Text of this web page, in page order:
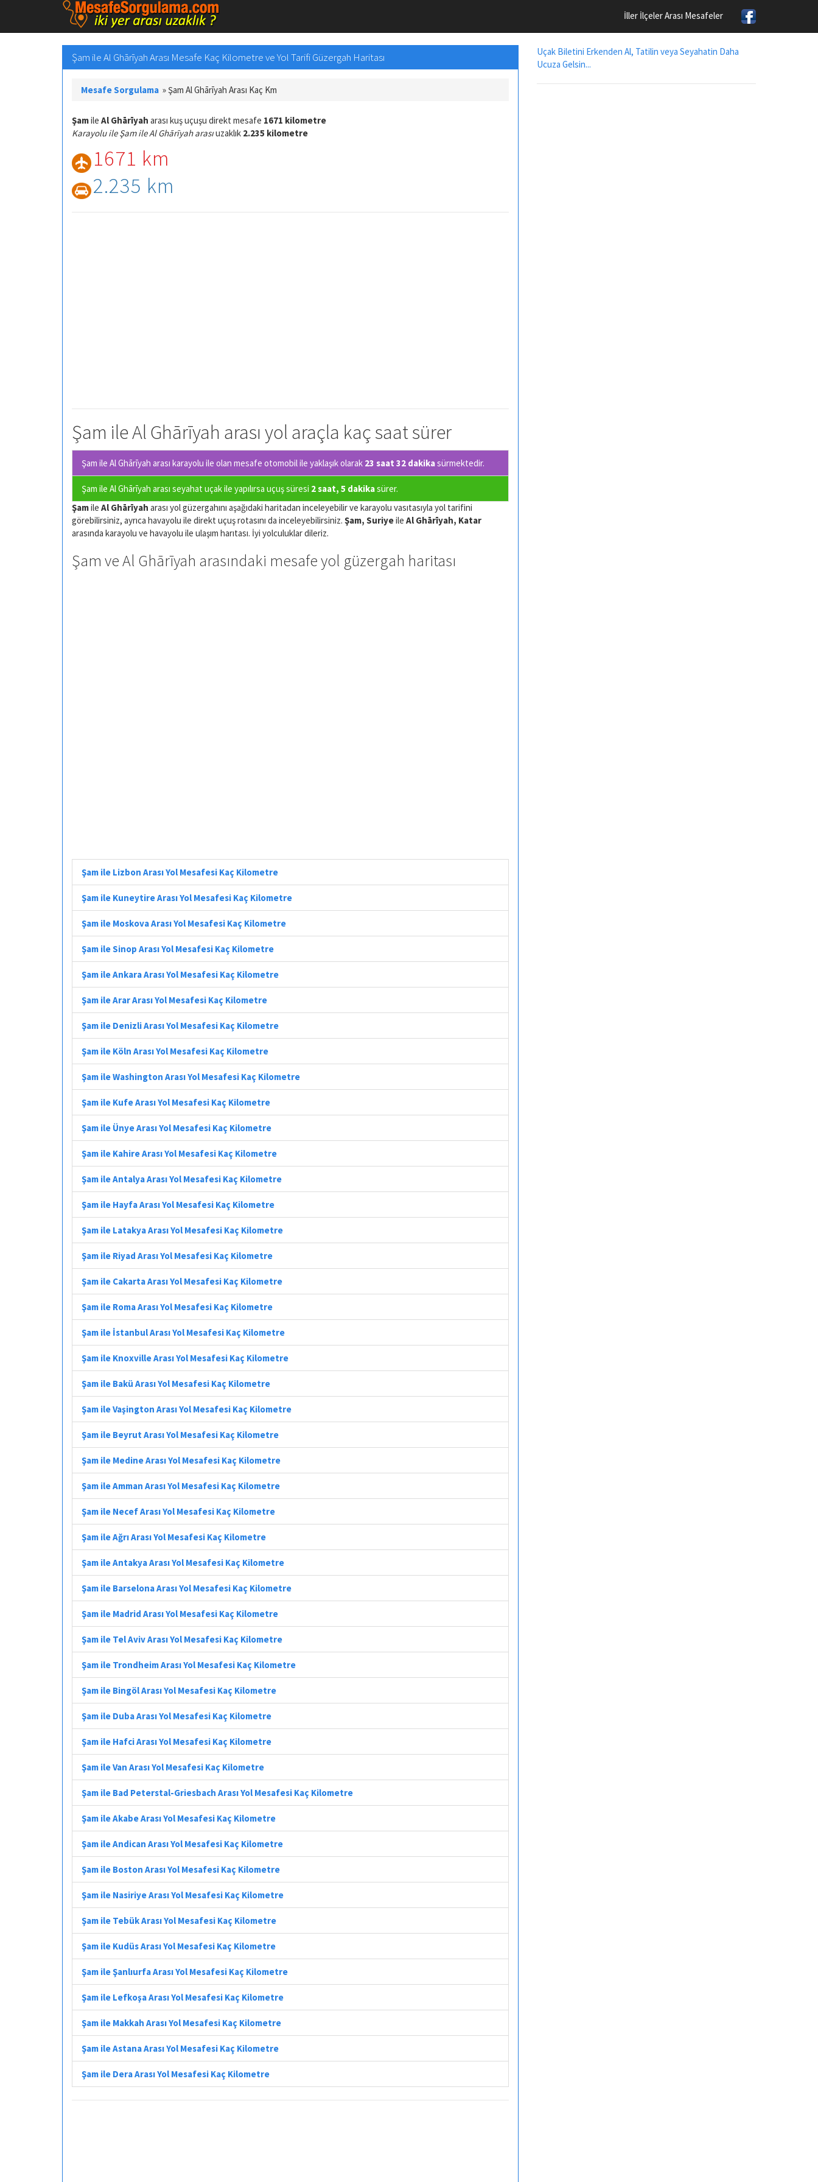
İller İlçeler Arası Mesafeler
Şam ile Al Ghārīyah Arası Mesafe Kaç Kilometre ve Yol Tarifi Güzergah Haritası
Mesafe Sorgulama »Şam Al Ghārīyah Arası Kaç Km
Şamile Al Ghārīyah arası kuş uçuşu direkt mesafe 1671 kilometre
Karayolu ile Şam ile Al Ghārīyah arasıuzaklık 2.235 kilometre
1671 km
2.235 km
Şam ile Al Ghārīyah arası yol araçla kaç saat sürer
Şam ile Al Ghārīyah arası karayolu ile olan mesafe otomobil ile yaklaşık olarak 23 saat 32 dakikasürmektedir.
Şam ile Al Ghārīyah arası seyahat uçak ile yapılırsa uçuş süresi 2 saat, 5 dakikasürer.
Şamile Al Ghārīyah arası yol güzergahını aşağıdaki haritadan inceleyebilir ve karayolu vasıtasıyla yol tarifini
görebilirsiniz, ayrıca havayolu ile direkt uçuş rotasını da inceleyebilirsiniz. Şam, Suriyeile Al Ghārīyah, Katar
arasında karayolu ve havayolu ile ulaşım harıtası. İyi yolculuklar dileriz.
Şam ve Al Ghārīyah arasındaki mesafe yol güzergah haritası
Şam ile Lizbon Arası Yol Mesafesi Kaç Kilometre
Şam ile Kuneytire Arası Yol Mesafesi Kaç Kilometre
Şam ile Moskova Arası Yol Mesafesi Kaç Kilometre
Şam ile Sinop Arası Yol Mesafesi Kaç Kilometre
Şam ile Ankara Arası Yol Mesafesi Kaç Kilometre
Şam ile Arar Arası Yol Mesafesi Kaç Kilometre
Şam ile Denizli Arası Yol Mesafesi Kaç Kilometre
Şam ile Köln Arası Yol Mesafesi Kaç Kilometre
Şam ile Washington Arası Yol Mesafesi Kaç Kilometre
Şam ile Kufe Arası Yol Mesafesi Kaç Kilometre
Şam ile Ünye Arası Yol Mesafesi Kaç Kilometre
Şam ile Kahire Arası Yol Mesafesi Kaç Kilometre
Şam ile Antalya Arası Yol Mesafesi Kaç Kilometre
Şam ile Hayfa Arası Yol Mesafesi Kaç Kilometre
Şam ile Latakya Arası Yol Mesafesi Kaç Kilometre
Şam ile Riyad Arası Yol Mesafesi Kaç Kilometre
Şam ile Cakarta Arası Yol Mesafesi Kaç Kilometre
Şam ile Roma Arası Yol Mesafesi Kaç Kilometre
Şam ile İstanbul Arası Yol Mesafesi Kaç Kilometre
Şam ile Knoxville Arası Yol Mesafesi Kaç Kilometre
Şam ile Bakü Arası Yol Mesafesi Kaç Kilometre
Şam ile Vaşington Arası Yol Mesafesi Kaç Kilometre
Şam ile Beyrut Arası Yol Mesafesi Kaç Kilometre
Şam ile Medine Arası Yol Mesafesi Kaç Kilometre
Şam ile Amman Arası Yol Mesafesi Kaç Kilometre
Şam ile Necef Arası Yol Mesafesi Kaç Kilometre
Şam ile Ağrı Arası Yol Mesafesi Kaç Kilometre
Şam ile Antakya Arası Yol Mesafesi Kaç Kilometre
Şam ile Barselona Arası Yol Mesafesi Kaç Kilometre
Şam ile Madrid Arası Yol Mesafesi Kaç Kilometre
Şam ile Tel Aviv Arası Yol Mesafesi Kaç Kilometre
Şam ile Trondheim Arası Yol Mesafesi Kaç Kilometre
Şam ile Bingöl Arası Yol Mesafesi Kaç Kilometre
Şam ile Duba Arası Yol Mesafesi Kaç Kilometre
Şam ile Hafci Arası Yol Mesafesi Kaç Kilometre
Şam ile Van Arası Yol Mesafesi Kaç Kilometre
Şam ile Bad Peterstal-Griesbach Arası Yol Mesafesi Kaç Kilometre
Şam ile Akabe Arası Yol Mesafesi Kaç Kilometre
Şam ile Andican Arası Yol Mesafesi Kaç Kilometre
Şam ile Boston Arası Yol Mesafesi Kaç Kilometre
Şam ile Nasiriye Arası Yol Mesafesi Kaç Kilometre
Şam ile Tebük Arası Yol Mesafesi Kaç Kilometre
Şam ile Kudüs Arası Yol Mesafesi Kaç Kilometre
Şam ile Şanlıurfa Arası Yol Mesafesi Kaç Kilometre
Şam ile Lefkoşa Arası Yol Mesafesi Kaç Kilometre
Şam ile Makkah Arası Yol Mesafesi Kaç Kilometre
Şam ile Astana Arası Yol Mesafesi Kaç Kilometre
Şam ile Dera Arası Yol Mesafesi Kaç Kilometre
Uçak Biletini Erkenden Al, Tatilin veya Seyahatin Daha
Ucuza Gelsin...